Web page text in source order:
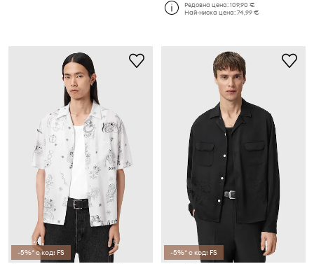
Редовна цена:109,90 €
Най-ниска цена:74,99 €
-5%* с код: FS -5%* с код: FS